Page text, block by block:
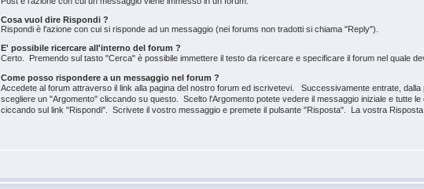
Cosa vuol dire Rispondi ?
Rispondi è l'azione con cui si risponde ad un messaggio (nei forums non tradotti si chiama "Reply").
E' possibile ricercare all'interno del forum ?
Certo. Premendo sul tasto "Cerca" è possibile immettere il testo da ricercare e specificare il forum nel quale
Come posso rispondere a un messaggio nel forum ?
Accedete al forum attraverso il link alla pagina del nostro forum ed iscrivetevi. Successivamente entrate,
scegliere un "Argomento" cliccando su questo. Scelto l'Argomento potete vedere il messaggio iniziale e tutte
ciccando sul link "Rispondi". Scrivete il vostro messaggio e premete il pulsante "Risposta". La vostra